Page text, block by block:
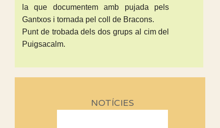
la que documentem amb pujada pels
Gantxos i tornada pel coll de Bracons.
Punt de trobada dels dos grups al cim del
Puigsacalm.
NOTÍCIES